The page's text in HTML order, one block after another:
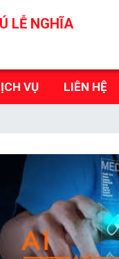
LỄ NGHĨA
VỤ LIÊN HỆ